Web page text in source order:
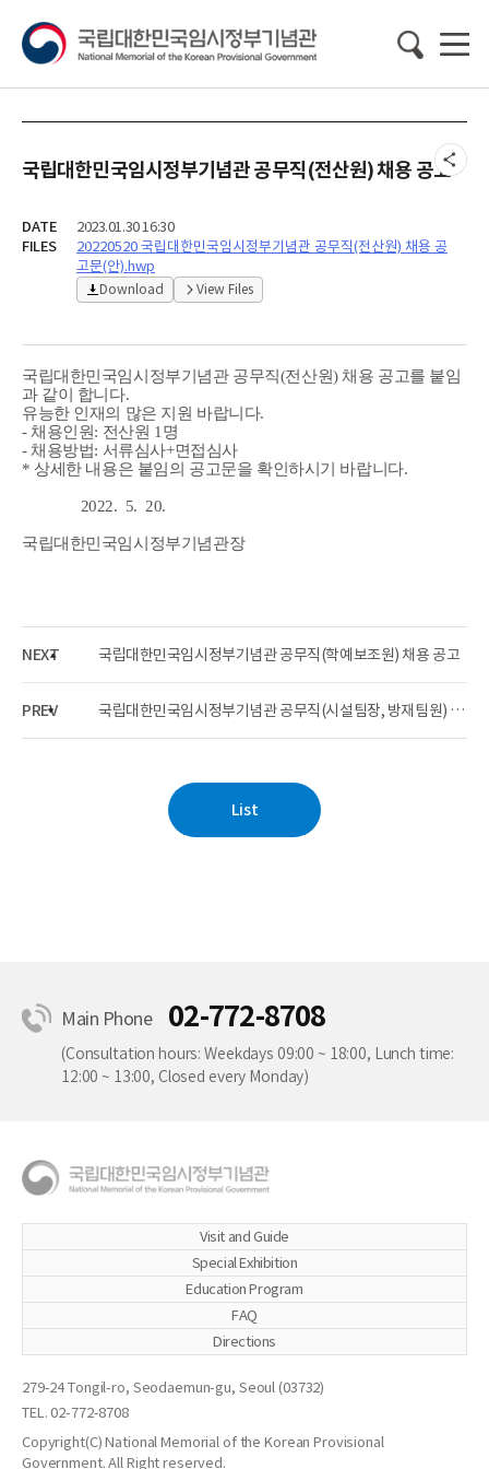
국립대한민국임시정부기념관 공무직(전산원) 채용 공고
DATE
2023.01.30 16:30
FILES
20220520 국립대한민국임시정부기념관 공무직(전산원) 채용 공
고문(안).hwp
Download View Files
국립대한민국임시정부기념관 공무직(전산원) 채용 공고를 붙임
과 같이 합니다.
유능한 인재의 많은 지원 바랍니다.
- 채용인원: 전산원 1명
- 채용방법: 서류심사+면접심사
* 상세한 내용은 붙임의 공고문을 확인하시기 바랍니다.
2022. 5. 20.
국립대한민국임시정부기념관장
NEXT 국립대한민국임시정부기념관 공무직(학예보조원) 채용 공고
PREV 국립대한민국임시정부기념관 공무직(시설팀장, 방재팀원) 서류심사 합격자 및 면접 일정 공고
List
Main Phone 02-772-8708
(Consultation hours: Weekdays 09:00 ~ 18:00, Lunch time:
12:00 ~ 13:00, Closed every Monday)
Visit and Guide
Special Exhibition
Education Program
FAQ
Directions
279-24 Tongil-ro, Seodaemun-gu, Seoul (03732)
TEL. 02-772-8708
Copyright(C) National Memorial of the Korean Provisional
Government. All Right reserved.